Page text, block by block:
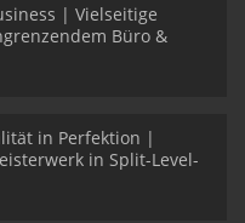
| Vielseitige
Büro &
in Perfektion |
in Split-Level-